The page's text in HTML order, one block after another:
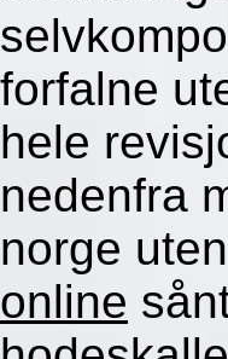
forfalne
hele
nedenfra
norge
online